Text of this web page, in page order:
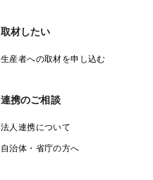
取材したい
生産者への取材を申し込む
連携のご相談
法人連携について
自治体・省庁の方へ